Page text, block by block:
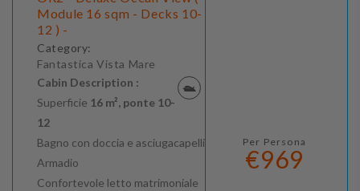
Module 16 sqm - Decks 10-
12 ) -
Category:
Fantastica Vista Mare
Cabin Description :
Superficie 16 m², ponte 10-
12
Bagno con doccia e asciugacapelli
Armadio
Confortevole letto matrimoniale
Per Persona
€969